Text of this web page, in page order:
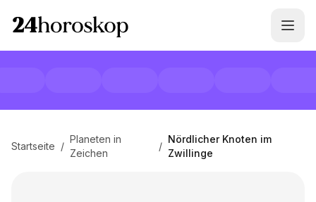
Startseite /
Planeten in
Zeichen
/
Nördlicher Knoten im
Zwillinge